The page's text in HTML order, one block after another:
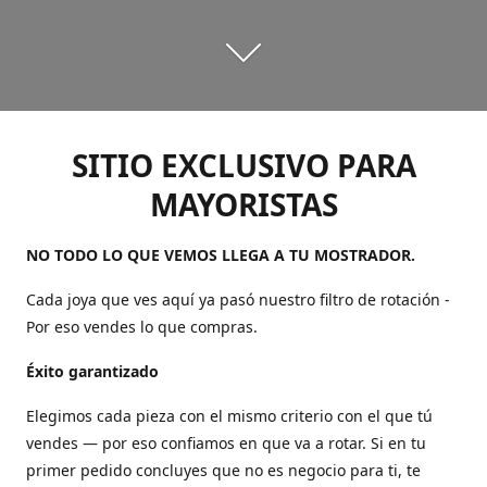
SITIO EXCLUSIVO PARA
MAYORISTAS
NO TODO LO QUE VEMOS LLEGA A TU MOSTRADOR.
Cada joya que ves aquí ya pasó nuestro filtro de rotación -
Por eso vendes lo que compras.
Éxito garantizado
Elegimos cada pieza con el mismo criterio con el que tú
vendes — por eso confiamos en que va a rotar. Si en tu
primer pedido concluyes que no es negocio para ti, te